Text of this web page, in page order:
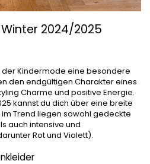
2024/2025
der Kindermode eine besondere
den endgültigen Charakter eines
Charme und positive Energie.
kannst du dich über eine breite
Trend liegen sowohl gedeckte
auch intensive und
Rot und Violett).